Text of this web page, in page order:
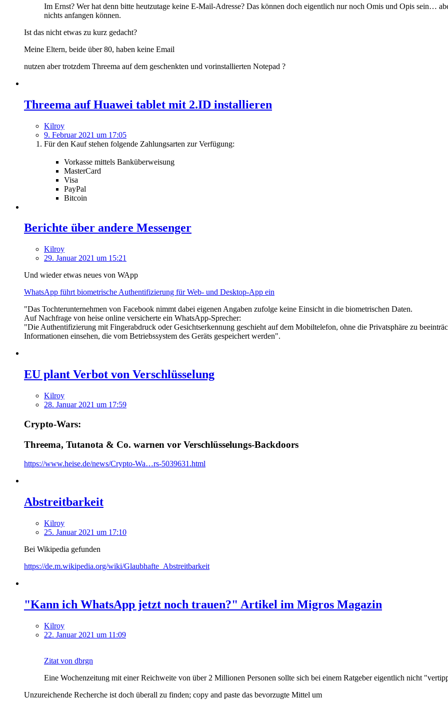
Im Ernst? Wer hat denn bitte heutzutage keine E-Mail-Adresse? Das können doch eigentlich nur noch Omis und Opis sein…
nichts anfangen können.
Ist das nicht etwas zu kurz gedacht?
Meine Eltern, beide über 80, haben keine Email
nutzen aber trotzdem Threema auf dem geschenkten und vorinstallierten Notepad ?
Threema auf Huawei tablet mit 2.ID installieren
Kilroy
9. Februar 2021 um 17:05
Für den Kauf stehen folgende Zahlungsarten zur Verfügung:
Vorkasse mittels Banküberweisung
MasterCard
Visa
PayPal
Bitcoin
Berichte über andere Messenger
Kilroy
29. Januar 2021 um 15:21
Und wieder etwas neues von WApp
WhatsApp führt biometrische Authentifizierung für Web- und Desktop-App ein
"Das Tochterunternehmen von Facebook nimmt dabei eigenen Angaben zufolge keine Einsicht in die biometrischen Daten.
Auf Nachfrage von heise online versicherte ein WhatsApp-Sprecher:
"Die Authentifizierung mit Fingerabdruck oder Gesichtserkennung geschieht auf dem Mobiltelefon, ohne die Privatsphäre zu
Informationen einsehen, die vom Betriebssystem des Geräts gespeichert werden".
EU plant Verbot von Verschlüsselung
Kilroy
28. Januar 2021 um 17:59
Crypto-Wars:
Threema, Tutanota & Co. warnen vor Verschlüsselungs-Backdoors
https://www.heise.de/news/Crypto-Wa…rs-5039631.html
Abstreitbarkeit
Kilroy
25. Januar 2021 um 17:10
Bei Wikipedia gefunden
https://de.m.wikipedia.org/wiki/Glaubhafte_Abstreitbarkeit
"Kann ich WhatsApp jetzt noch trauen?" Artikel im Migros Magazin
Kilroy
22. Januar 2021 um 11:09
Zitat von dbrgn
Eine Wochenzeitung mit einer Reichweite von über 2 Millionen Personen sollte sich bei einem Ratgeber eigentlich nicht
Unzureichende Recherche ist doch überall zu finden; copy and paste das bevorzugte Mittel um